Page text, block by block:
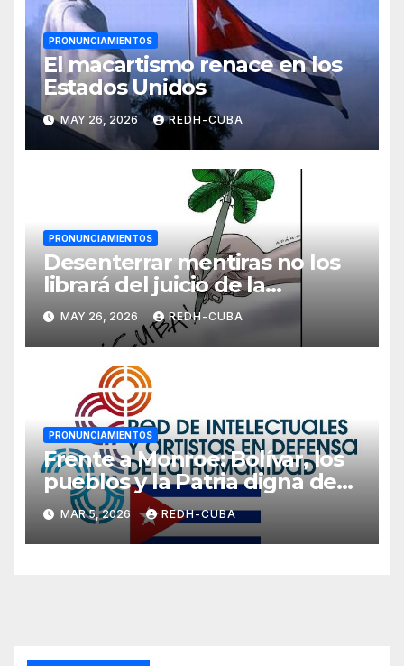
PRONUNCIAMIENTOS
El macartismo renace en los
Estados Unidos
MAY 26, 2026 REDH-CUBA
PRONUNCIAMIENTOS
Desenterrar mentiras no los
librará del juicio de la
Historia.Pronunciamiento de
la Unión de Periodistas de
Cuba (UPEC)
MAY 26, 2026 REDH-CUBA
PRONUNCIAMIENTOS
Frente a Monroe: Bolívar, los
pueblos y la Patria digna de
Nuestra América.
Pronunciamiento del capítulo
cubano de la REDH
MAR 5, 2026 REDH-CUBA